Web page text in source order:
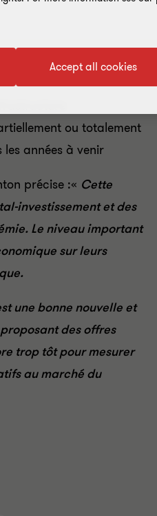
ou totalement
les années à venir
précise :« Cette
investissement et des
Le niveau important
sur leurs
une bonne nouvelle et
des offres
trop tôt pour mesurer
au marché du
Accept all cookies